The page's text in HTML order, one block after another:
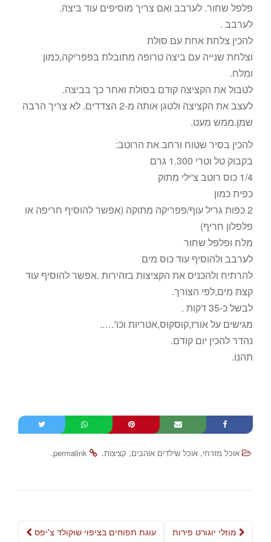
פלפל שחור. לערבב ואם צריך מוסיפים עוד ביצה.
לערבב .
להכין צלחת אחת עם סולת
וצלחת שנייה עם ביצה טרופה מתובלת בפפריקה,כמון
ומלח.
לטבול את הקציצה קודם בסולת ואחר כך בביצה.
לעצב את הקציצה ולטגן אותה מ-2 הצדדים. לא צריך הרבה
שמן.ממש מעט.
להכין בסיר שטוח ורחב את הרוטב:
בקבוק טל וטרי 1.300 גרם
1/4 כוס רוטב צ'ילי מתוק
כפית כמון
2 כפות גריל עוף/פפריקה מתוקה (אפשר להוסיף חריפה או
פלפלון חריף)
מלח ופלפל שחור
לערבב ולהוסיף עוד כוס מים
להרתיח ולהכניס את הקציצות בזהירות .אפשר להוסיף עוד
קצת מים,לפי הצורך.
לבשל כ-35 דקות .
מגישים על אורז,קוסקוס,אטריות וכו'…..
נהדר להכין יום קודם.
תהנו.
אוכל מזרחי, אוכל שילדים אוהבים, קציצות.
permalink
.
Post
עוגת תפוחים בציפוי שוקולד צ'יפס